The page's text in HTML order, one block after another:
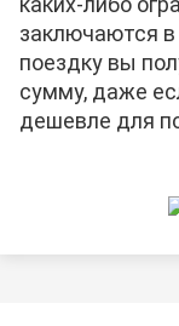
заключаются
поездку вы
сумму, даже
дешевле для